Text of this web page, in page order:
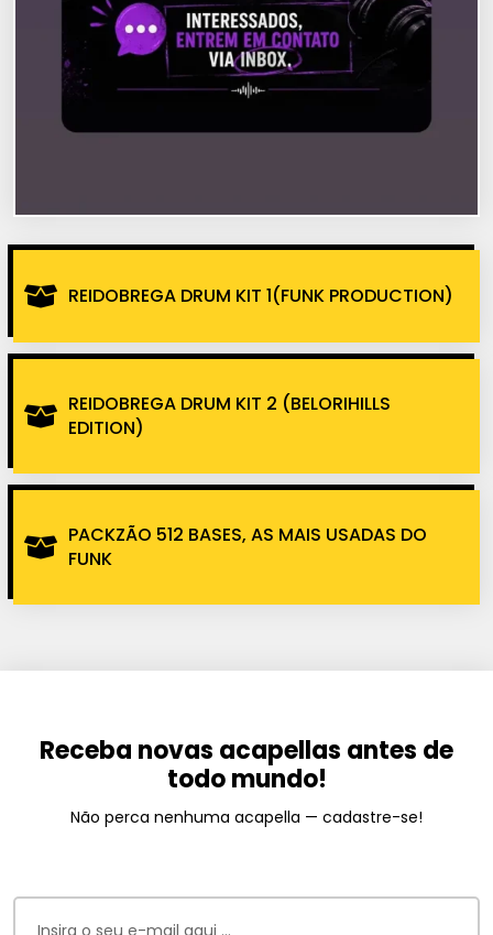
REIDOBREGA DRUM KIT 1(FUNK PRODUCTION)
REIDOBREGA DRUM KIT 2 (BELORIHILLS
EDITION)
PACKZÃO 512 BASES, AS MAIS USADAS DO
FUNK
Receba novas acapellas antes de
todo mundo!
Não perca nenhuma acapella — cadastre-se!